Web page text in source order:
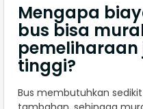
Mengapa
bus bisa
tinggi?
Bus membutuhkan